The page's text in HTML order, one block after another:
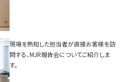
現場を熟知した担当者が直接お客様を訪
問する、MJR報告会についてご紹介しま
す。